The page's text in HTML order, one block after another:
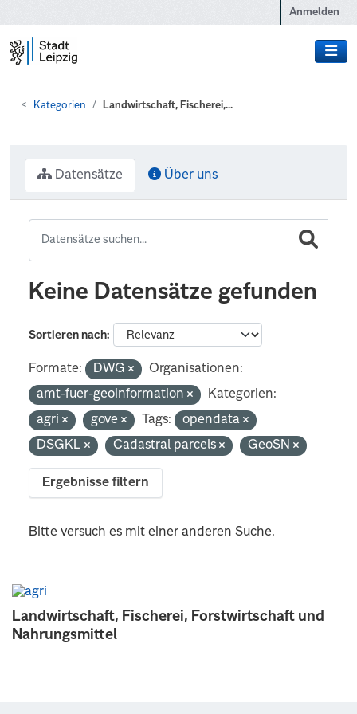
Anmelden
Kategorien Landwirtschaft, Fischerei,...
Landwirtschaft, Fischerei, Forstwirtschaft und
Nahrungsmittel
Datensätze Über uns
Keine Datensätze gefunden
Sortieren nach
Formate: DWG
Organisationen:
amt-fuer-geoinformation
Kategorien:
agri
gove Tags:
opendata
DSGKL
Cadastral parcels GeoSN
Ergebnisse filtern
Bitte versuch es mit einer anderen Suche.